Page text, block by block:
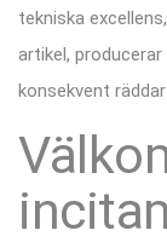
tekniska
artikel,
konsekvent